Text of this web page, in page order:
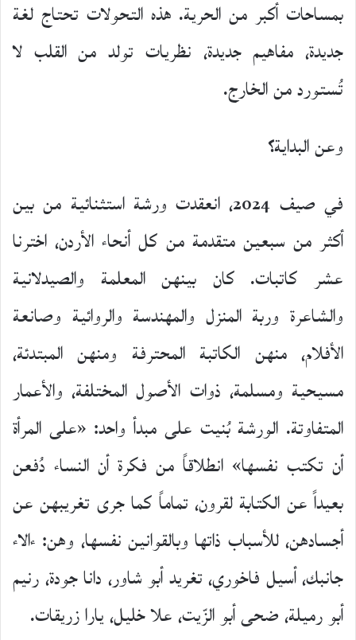
بمساحات أكبر من الحرية. هذه التحولات تحتاج لغة
جديدة، مفاهيم جديدة، نظريات تولد من القلب لا
تُستورد من الخارج.
وعن البداية؟
في صيف 2024، انعقدت ورشة استثنائية من بين
أكثر من سبعين متقدمة من كل أنحاء الأردن، اخترنا
عشر كاتبات. كان بينهن المعلمة والصيدلانية
والشاعرة وربة المنزل والمهندسة والروائية وصانعة
الأفلام، منهن الكاتبة المحترفة ومنهن المبتدئة،
مسيحية ومسلمة، ذوات الأصول المختلفة، والأعمار
المتفاوتة. الورشة بُنيت على مبدأ واحد: «على المرأة
أن تكتب نفسها» انطلاقاً من فكرة أن النساء دُفعن
بعيداً عن الكتابة لقرون، تماماً كما جرى تغريبهن عن
أجسادهن، للأسباب ذاتها وبالقوانين نفسها، وهن: ءالاء
جانبك، أسيل فاخوري، تغريد أبو شاور، دانا جودة، رنيم
أبو رميلة، ضحى أبو الزّيت، علا خليل، يارا زريقات.